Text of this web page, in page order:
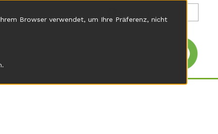
Browser verwendet, um Ihre Präferenz, nicht